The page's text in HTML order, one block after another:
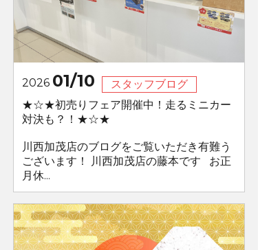
2026 01/10
スタッフブログ
★☆★初売りフェア開催中！走るミニカー
対決も？！★☆★
川西加茂店のブログをご覧いただき有難う
ございます！ 川西加茂店の藤本です お正
月休...